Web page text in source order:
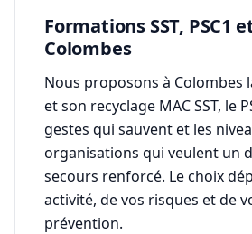
Formations SST, PSC1
Colombes
Nous proposons à Colombes
et son recyclage MAC SST, le
gestes qui sauvent et les
organisations qui veulent un
secours renforcé. Le choix
activité, de vos risques et de
prévention.